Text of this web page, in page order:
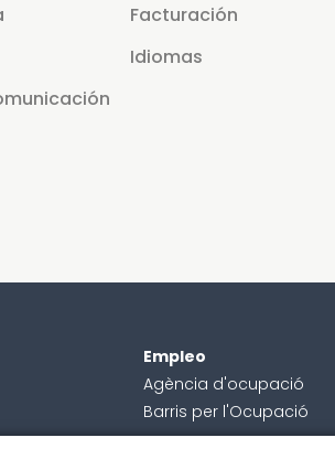
Facturación
Idiomas
Empleo
Agència d'ocupació
Barris per l'Ocupació